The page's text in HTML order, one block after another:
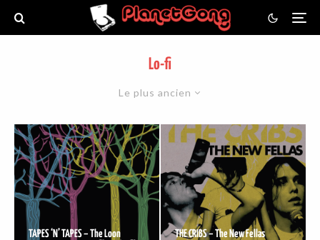
Lo-fi
Le plus ancien
TAPES ‘N’ TAPES – The Loon THE CRIBS – The New Fellas